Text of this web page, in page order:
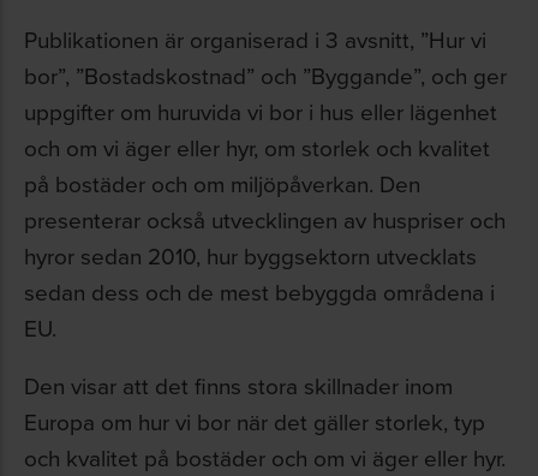
Publikationen är organiserad i 3 avsnitt, ”Hur vi
bor”, ”Bostadskostnad” och ”Byggande”, och ger
uppgifter om huruvida vi bor i hus eller lägenhet
och om vi äger eller hyr, om storlek och kvalitet
på bostäder och om miljöpåverkan. Den
presenterar också utvecklingen av huspriser och
hyror sedan 2010, hur byggsektorn utvecklats
sedan dess och de mest bebyggda områdena i
EU.
Den visar att det finns stora skillnader inom
Europa om hur vi bor när det gäller storlek, typ
och kvalitet på bostäder och om vi äger eller hyr.